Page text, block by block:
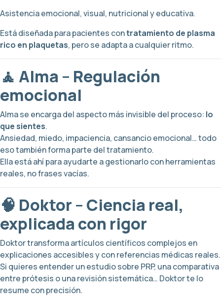
Asistencia emocional, visual, nutricional y educativa.
Está diseñada para pacientes contratamiento de plasma
rico en plaquetas, pero se adapta a cualquier ritmo.
🧘 Alma – Regulación
emocional
Alma se encarga del aspecto más invisible del proceso: lo
que sientes.
Ansiedad, miedo, impaciencia, cansancio emocional… todo
eso también forma parte del tratamiento.
Ella está ahí para ayudarte a gestionarlo con herramientas
reales, no frases vacías.
🧠 Doktor – Ciencia real,
explicada con rigor
Doktor transforma artículos científicos complejos en
explicaciones accesibles y con referencias médicas reales.
Si quieres entender un estudio sobre PRP, una comparativa
entre prótesis o una revisión sistemática… Doktor te lo
resume con precisión.